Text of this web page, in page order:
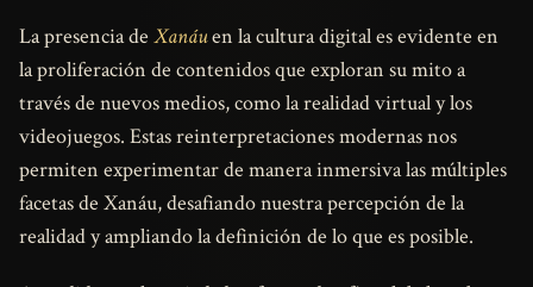
La presencia de Xanáuen la cultura digital es evidente en
la proliferación de contenidos que exploran su mito a
través de nuevos medios, como la realidad virtual y los
videojuegos. Estas reinterpretaciones modernas nos
permiten experimentar de manera inmersiva las múltiples
facetas de Xanáu, desafiando nuestra percepción de la
realidad y ampliando la definición de lo que es posible.